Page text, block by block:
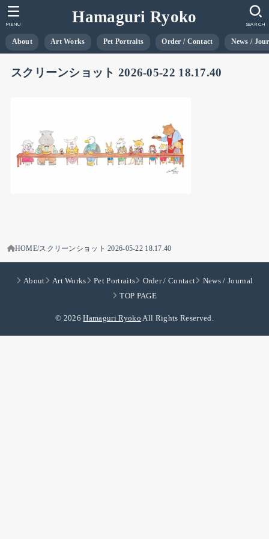
Hamaguri Ryoko
About Art Works Pet Portraits Order / Contact News /
SEARCH
MENU
スクリーンショット 2026-05-22 18.17.40
HOME スクリーンショット 2026-05-22 18.17.40
About Art Works Pet Portraits Order / Contact
News / Journal
TOP PAGE
© 2026Hamaguri Ryoko All Rights Reserved.